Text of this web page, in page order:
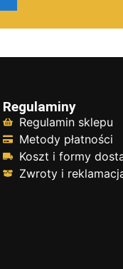
Regulaminy
Regulamin sklepu
Metody płatności
Koszt i formy
Zwroty i